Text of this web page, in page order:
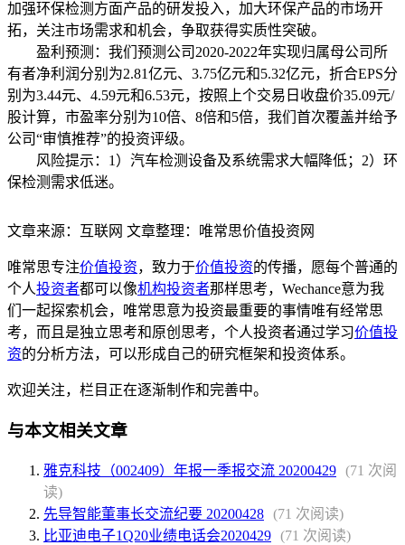
加强环保检测方面产品的研发投入，加大环保产品的市场开
拓，关注市场需求和机会，争取获得实质性突破。
盈利预测：我们预测公司2020-2022年实现归属母公司所
有者净利润分别为2.81亿元、3.75亿元和5.32亿元，折合EPS分
别为3.44元、4.59元和6.53元，按照上个交易日收盘价35.09元/
股计算，市盈率分别为10倍、8倍和5倍，我们首次覆盖并给予
公司“审慎推荐”的投资评级。
风险提示：1）汽车检测设备及系统需求大幅降低；2）环
保检测需求低迷。
文章来源：互联网 文章整理：唯常思价值投资网
唯常思专注价值投资，致力于价值投资的传播，愿每个普通的
个人投资者都可以像机构投资者那样思考，Wechance意为我
们一起探索机会，唯常思意为投资最重要的事情唯有经常思
考，而且是独立思考和原创思考，个人投资者通过学习价值投
资的分析方法，可以形成自己的研究框架和投资体系。
欢迎关注，栏目正在逐渐制作和完善中。
与本文相关文章
雅克科技（002409）年报一季报交流 20200429 (71 次阅
读)
先导智能董事长交流纪要 20200428 (71 次阅读)
比亚迪电子1Q20业绩电话会2020429 (71 次阅读)